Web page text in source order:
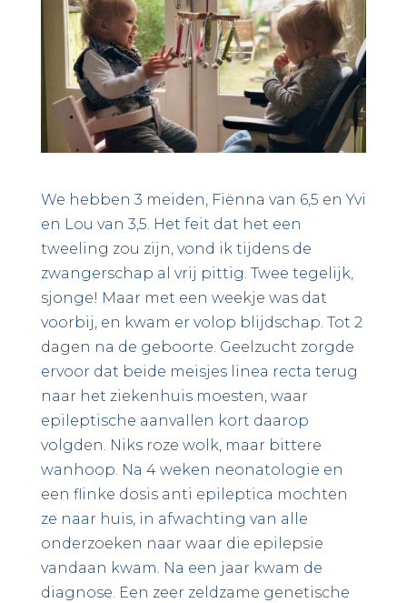
We hebben 3 meiden, Fiënna van 6,5 en Yvi
en Lou van 3,5. Het feit dat het een
tweeling zou zijn, vond ik tijdens de
zwangerschap al vrij pittig. Twee tegelijk,
sjonge! Maar met een weekje was dat
voorbij, en kwam er volop blijdschap. Tot 2
dagen na de geboorte. Geelzucht zorgde
ervoor dat beide meisjes linea recta terug
naar het ziekenhuis moesten, waar
epileptische aanvallen kort daarop
volgden. Niks roze wolk, maar bittere
wanhoop. Na 4 weken neonatologie en
een flinke dosis anti epileptica mochten
ze naar huis, in afwachting van alle
onderzoeken naar waar die epilepsie
vandaan kwam. Na een jaar kwam de
diagnose. Een zeer zeldzame genetische